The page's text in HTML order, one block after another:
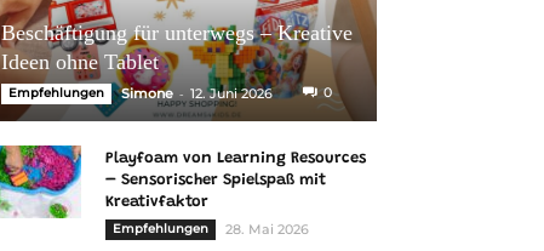
Beschäftigung für unterwegs – Kreative
Ideen ohne Tablet
Empfehlungen Simone - 12. Juni 2026 0
Playfoam von Learning Resources
– Sensorischer Spielspaß mit
Kreativfaktor
Empfehlungen
28. Mai 2026